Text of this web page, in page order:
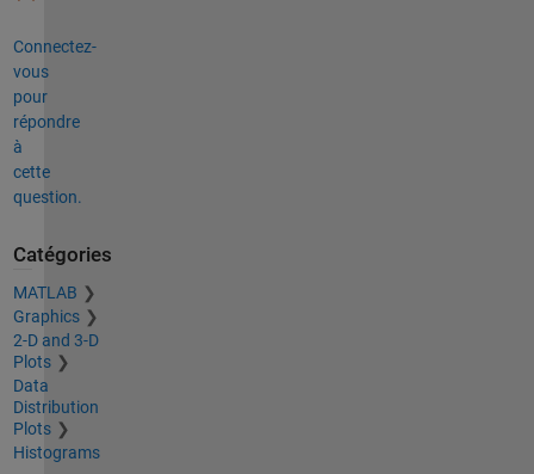
Connectez-
vous
pour
répondre
à
cette
question.
Catégories
MATLAB
Graphics
2-D and 3-D
Plots
Data
Distribution
Plots
Histograms